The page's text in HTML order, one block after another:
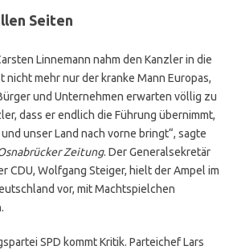
Seiten
Linnemann nahm den Kanzler in die
nicht mehr nur der kranke Mann Europas,
und Unternehmen erwarten völlig zu
dass er endlich die Führung übernimmt,
unser Land nach vorne bringt“, sagte
Zeitung. Der Generalsekretär
CDU, Wolfgang Steiger, hielt der Ampel im
vor, mit Machtspielchen
SPD kommt Kritik. Parteichef Lars